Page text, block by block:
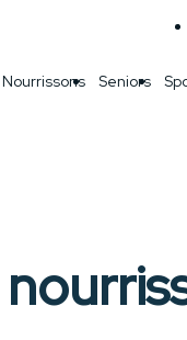
Nourrissons Seniors